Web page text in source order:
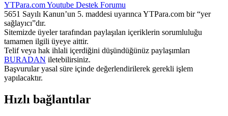
YTPara.comYoutube Destek Forumu
5651 Sayılı Kanun’un 5. maddesi uyarınca YTPara.com bir “yer
sağlayıcı”dır.
Sitemizde üyeler tarafından paylaşılan içeriklerin sorumluluğu
tamamen ilgili üyeye aittir.
Telif veya hak ihlali içerdiğini düşündüğünüz paylaşımları
BURADAN iletebilirsiniz.
Başvurular yasal süre içinde değerlendirilerek gerekli işlem
yapılacaktır.
Hızlı bağlantılar